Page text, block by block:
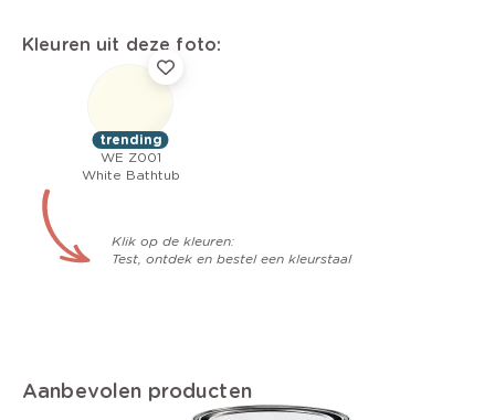
Kleuren uit deze foto:
trending
WE Z001
White Bathtub
Klik op de kleuren:
Test, ontdek en bestel een kleurstaal
Aanbevolen producten